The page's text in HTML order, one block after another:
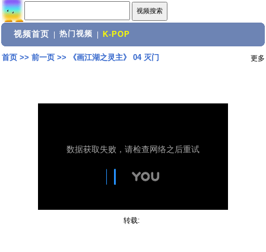
视频首页 热门视频 K-POP
首页>> 前一页>> 《画江湖之灵主》 04 灭门 更多
转载: